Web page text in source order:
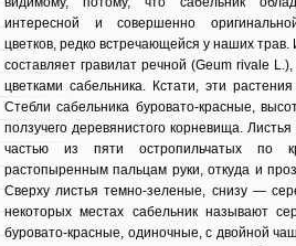
интересной и совершенно
цветков, редко встречающейся у наших трав.
составляет гравилат речной (Geum rivale
цветками сабельника. Кстати, эти
Стебли сабельника буровато-красные,
ползучего деревянистого корневища.
частью из пяти остропильчатых по
растопыренным пальцам руки, откуда и
Сверху листья темно-зеленые, снизу —
некоторых местах сабельник называют
буровато-красные, одиночные, с двойной